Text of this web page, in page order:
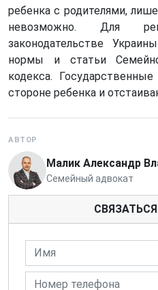
ребенка с родителями,
невозможно. Для
законодательстве
нормы и статьи
кодекса.
стороне ребенка и
АВТОР
Малик Александр
Семейный адвокат
Имя
Номер телефона